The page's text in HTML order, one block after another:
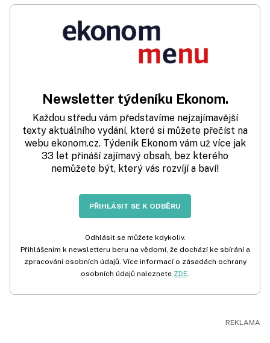
Newsletter týdeníku Ekonom.
Každou středu vám představíme nejzajímavější
texty aktuálního vydání, které si můžete přečíst na
webu ekonom.cz. Týdeník Ekonom vám už více jak
33 let přináší zajímavý obsah, bez kterého
nemůžete být, který vás rozvíjí a baví!
PŘIHLÁSIT SE K ODBĚRU
Odhlásit se můžete kdykoliv.
Přihlášením k newsletteru beru na vědomí, že dochází ke sbírání a
zpracování osobních údajů. Více informací o zásadách ochrany
osobních údajů naleznete ZDE.